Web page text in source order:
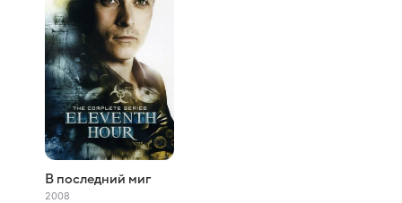
В последний миг
2008